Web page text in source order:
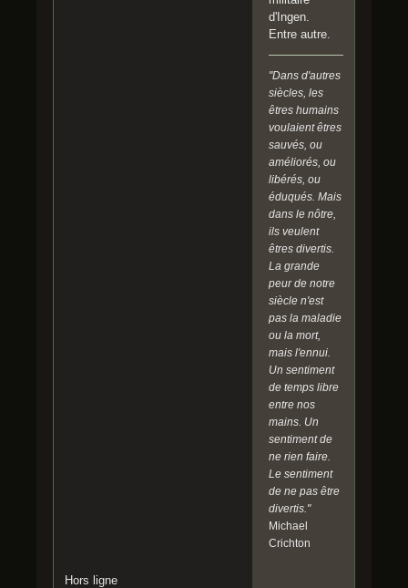
d'Ingen.
Entre autre.
"Dans d'autres
siècles, les
êtres humains
voulaient êtres
sauvés, ou
améliorés, ou
libérés, ou
éduqués. Mais
dans le nôtre,
ils veulent
êtres divertis.
La grande
peur de notre
siècle n'est
pas la maladie
ou la mort,
mais l'ennui.
Un sentiment
de temps libre
entre nos
mains. Un
sentiment de
ne rien faire.
Le sentiment
de ne pas être
divertis."
Michael
Crichton
Hors ligne